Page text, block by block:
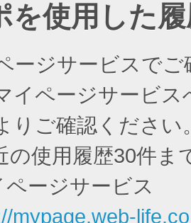
を使用した
ージサービスで
イページサービ
ご確認ください
の使用履歴30件ま
ージサービス
mypage.web-